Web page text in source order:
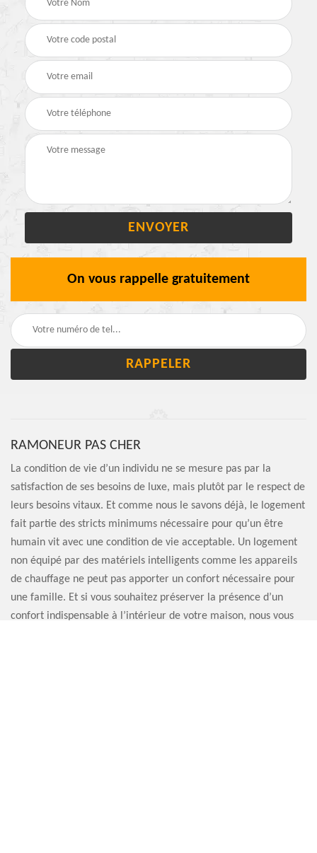
On vous rappelle gratuitement
RAMONEUR PAS CHER
La condition de vie d’un individu ne se mesure pas par la
satisfaction de ses besoins de luxe, mais plutôt par le respect de
leurs besoins vitaux. Et comme nous le savons déjà, le logement
fait partie des stricts minimums nécessaire pour qu’un être
humain vit avec une condition de vie acceptable. Un logement
non équipé par des matériels intelligents comme les appareils
de chauffage ne peut pas apporter un confort nécessaire pour
une famille. Et si vous souhaitez préserver la présence d’un
confort indispensable à l’intérieur de votre maison, nous vous